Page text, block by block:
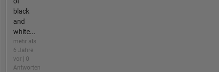
black
and
white...
mehr als
6 Jahre
vor | 0
Antworten